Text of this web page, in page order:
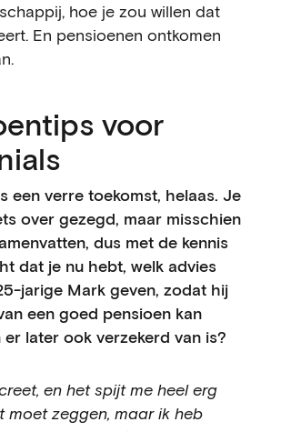
hoe je zou willen dat
En pensioenen ontkomen
voor
een verre toekomst, helaas. Je
over gezegd, maar misschien
dus met de kennis
dat je nu hebt, welk advies
jarige Mark geven, zodat hij
een goed pensioen kan
er later ook verzekerd van is?
en het spijt me heel erg
moet zeggen, maar ik heb